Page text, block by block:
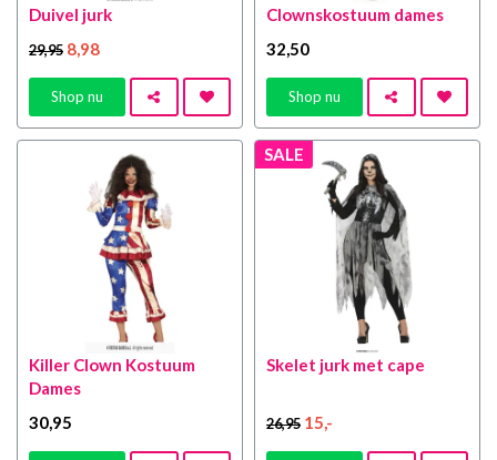
Duivel jurk
29,95 8,98
Shop nu
Clownskostuum dames
32,50
Shop nu
Killer Clown Kostuum
Dames
30,95
SALE
Skelet jurk met cape
26,95 15,-